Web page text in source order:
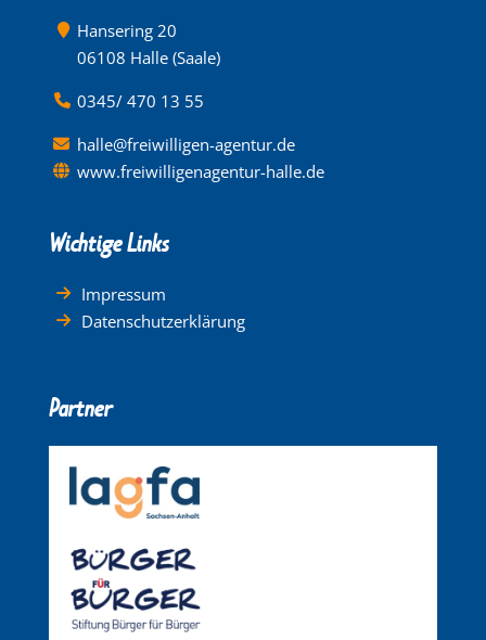
Hansering 20
06108 Halle (Saale)
0345/ 470 13 55
halle@freiwilligen-agentur.de
www.freiwilligenagentur-halle.de
Wichtige Links
Impressum
Datenschutzerklärung
Partner